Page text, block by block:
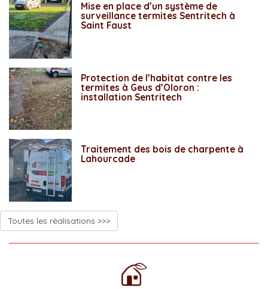
Mise en place d’un système de
surveillance termites Sentritech à
Saint Faust
Protection de l’habitat contre les
termites à Geus d’Oloron :
installation Sentritech
Traitement des bois de charpente à
Lahourcade
Toutes les réalisations >>>